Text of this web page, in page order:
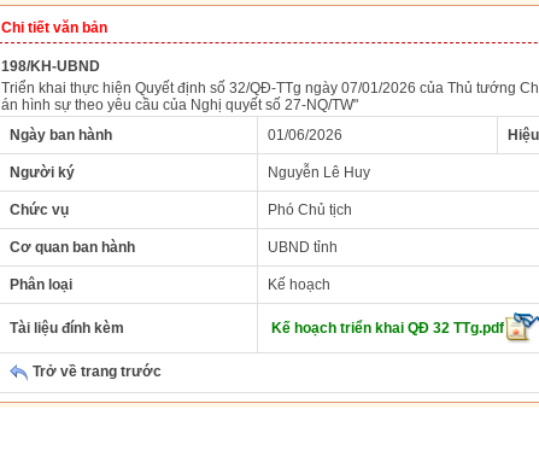
Chi tiết văn bản
198/KH-UBND
Triển khai thực hiện Quyết định số 32/QĐ-TTg ngày 07/01/2026 của Thủ tướng
án hình sự theo yêu cầu của Nghị quyết số 27-NQ/TW"
Ngày ban hành
01/06/2026
Người ký Nguyễn Lê Huy
Chức vụ Phó Chủ tịch
Cơ quan ban hành UBND tỉnh
Phân loại Kế hoạch
Tài liệu đính kèm Kế hoạch triển khai QĐ 32 TTg.pdf
Trở về trang trước